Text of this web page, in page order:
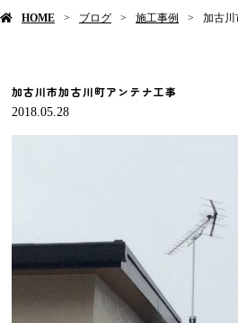
HOME ブログ 施工事例 加古川
加古川市加古川町アンテナ工事
2018.05.28